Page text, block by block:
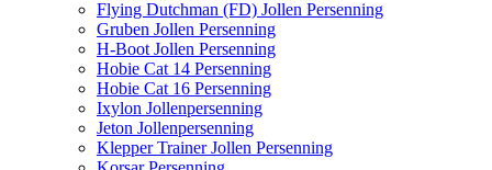
Flying Dutchman (FD) Jollen Persenning
Gruben Jollen Persenning
H-Boot Jollen Persenning
Hobie Cat 14 Persenning
Hobie Cat 16 Persenning
Ixylon Jollenpersenning
Jeton Jollenpersenning
Klepper Trainer Jollen Persenning